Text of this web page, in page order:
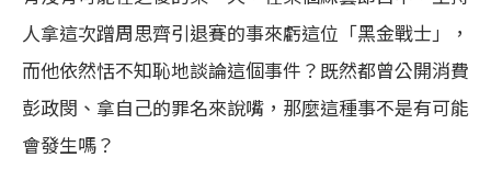
人拿這次蹭周思齊引退賽的事來虧這位「黑金戰士」，
而他依然恬不知恥地談論這個事件？既然都曾公開消費
彭政閔、拿自己的罪名來說嘴，那麼這種事不是有可能
會發生嗎？